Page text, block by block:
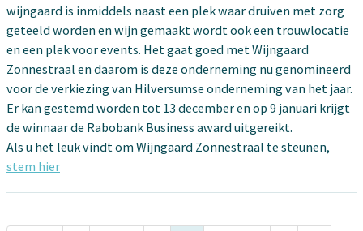
wijngaard is inmiddels naast een plek waar druiven met zorg
geteeld worden en wijn gemaakt wordt ook een trouwlocatie
en een plek voor events. Het gaat goed met Wijngaard
Zonnestraal en daarom is deze onderneming nu genomineerd
voor de verkiezing van Hilversumse onderneming van het jaar.
Er kan gestemd worden tot 13 december en op 9 januari krijgt
de winnaar de Rabobank Business award uitgereikt.
Als u het leuk vindt om Wijngaard Zonnestraal te steunen,
stem hier